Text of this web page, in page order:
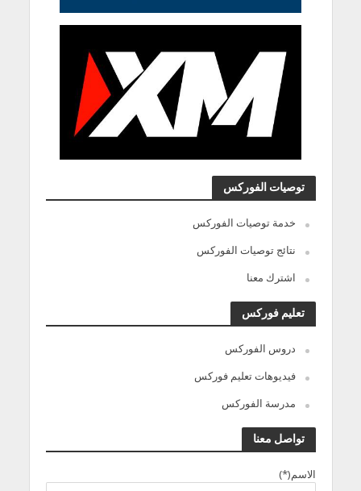
توصيات الفوركس
خدمة توصيات الفوركس
نتائج توصيات الفوركس
اشترك معنا
تعليم فوركس
دروس الفوركس
فيديوهات تعليم فوركس
مدرسة الفوركس
تواصل معنا
الاسم(*)